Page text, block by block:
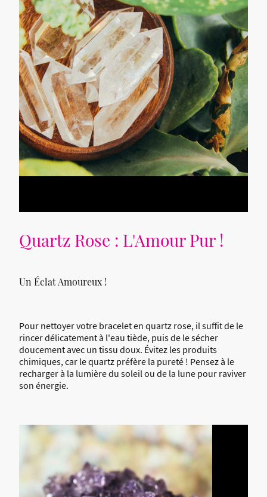
Quartz Rose : L'Amour Pur !
Un Éclat Amoureux !
Pour nettoyer votre bracelet en quartz rose, il suffit de le
rincer délicatement à l'eau tiède, puis de le sécher
doucement avec un tissu doux. Évitez les produits
chimiques, car le quartz préfère la pureté ! Pensez à le
recharger à la lumière du soleil ou de la lune pour raviver
son énergie.